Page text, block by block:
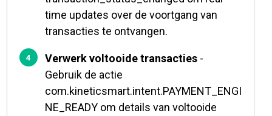
time updates over de voortgang van
transacties te ontvangen.
Verwerk voltooide transacties -
Gebruik de actie
com.kineticsmart.intent.PAYMENT_ENGI
NE_READY om details van voltooide